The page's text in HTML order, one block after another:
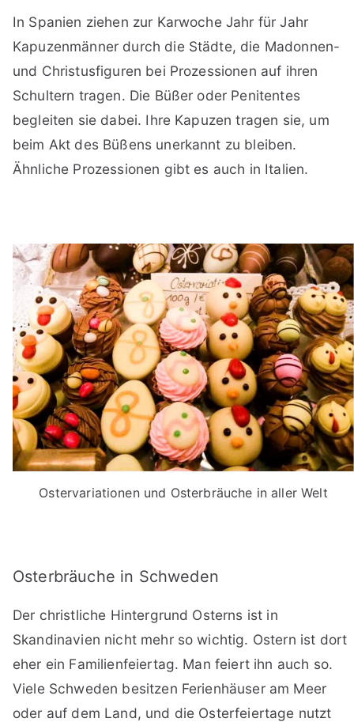
In Spanien ziehen zur Karwoche Jahr für Jahr
Kapuzenmänner durch die Städte, die Madonnen-
und Christusfiguren bei Prozessionen auf ihren
Schultern tragen. Die Büßer oder Penitentes
begleiten sie dabei. Ihre Kapuzen tragen sie, um
beim Akt des Büßens unerkannt zu bleiben.
Ähnliche Prozessionen gibt es auch in Italien.
Ostervariationen und Osterbräuche in aller Welt
Osterbräuche in Schweden
Der christliche Hintergrund Osterns ist in
Skandinavien nicht mehr so wichtig. Ostern ist dort
eher ein Familienfeiertag. Man feiert ihn auch so.
Viele Schweden besitzen Ferienhäuser am Meer
oder auf dem Land, und die Osterfeiertage nutzt